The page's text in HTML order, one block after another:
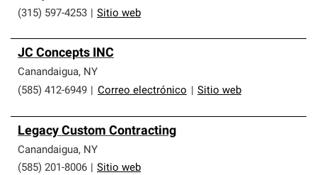
(315) 597-4253
Sitio web
JC Concepts INC
Canandaigua, NY
(585) 412-6949
Correo electrónico Sitio web
Legacy Custom Contracting
Canandaigua, NY
(585) 201-8006
Sitio web